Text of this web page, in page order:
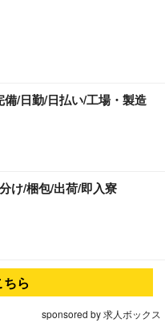
/日勤/日払い/工場・製造
け/梱包/出荷/即入寮
ら
sponsored by 求人ボックス